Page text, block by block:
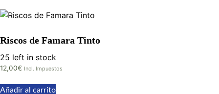
Riscos de Famara Tinto
25 left in stock
12,00€ Incl. Impuestos
Añadir al carrito